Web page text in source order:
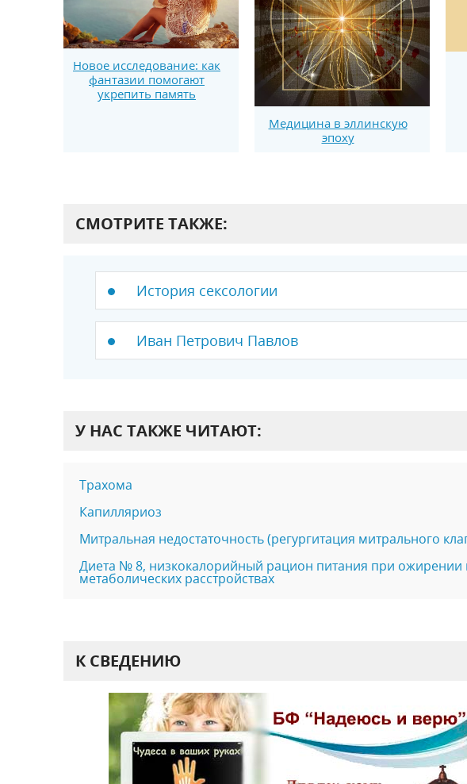
Новое исследование: как
фантазии помогают
укрепить память
Медицина в эллинскую
эпоху
СМОТРИТЕ ТАКЖЕ:
История сексологии
Иван Петрович Павлов
У НАС ТАКЖЕ ЧИТАЮТ:
Трахома
Капилляриоз
Митральная недостаточность (регургитация митрального
Диета № 8, низкокалорийный рацион питания при ожирении
метаболических расстройствах
К СВЕДЕНИЮ